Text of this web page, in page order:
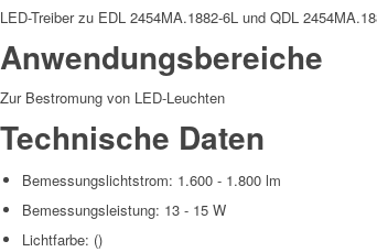
LED-Treiber zu EDL 2454MA.1882-6L und QDL
Anwendungsbereiche
Zur Bestromung von LED-Leuchten
Technische Daten
Bemessungslichtstrom: 1.600 - 1.800 lm
Bemessungsleistung: 13 - 15 W
Lichtfarbe: ()